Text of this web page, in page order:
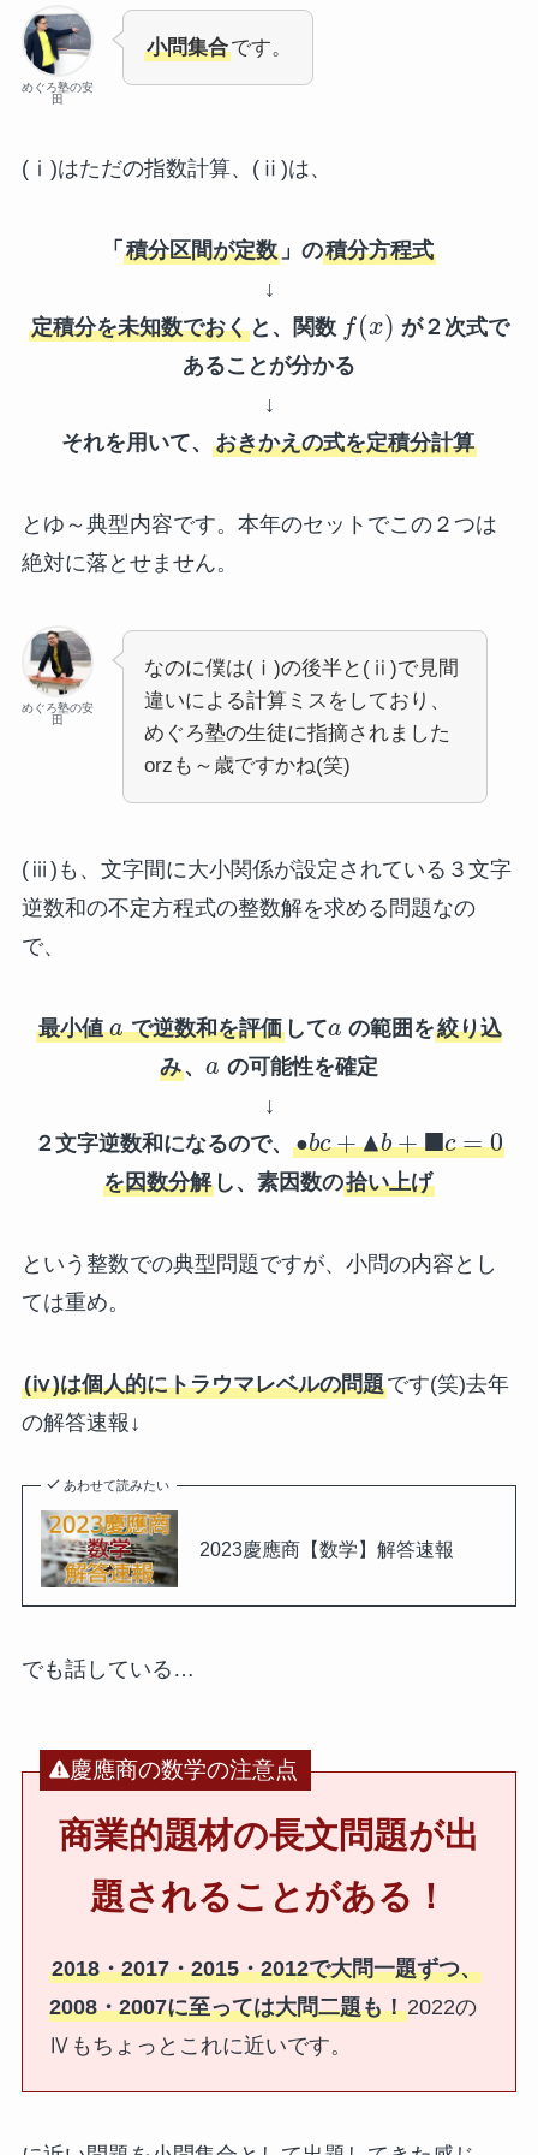
めぐろ塾の安
田
小問集合です。
(ⅰ)はただの指数計算、(ⅱ)は、
「 積分区間が定数 」の積分方程式
↓
定積分を未知数でおく と、関数 f(x) が２次式で
あることが分かる
↓
それを用いて、 おきかえの式を定積分計算
とゆ～典型内容です。本年のセットでこの２つは
絶対に落とせません。
めぐろ塾の安
田
なのに僕は(ⅰ)の後半と(ⅱ)で見間
違いによる計算ミスをしており、
めぐろ塾の生徒に指摘されました
orzも～歳ですかね(笑)
(ⅲ)も、文字間に大小関係が設定されている３文字
逆数和の不定方程式の整数解を求める問題なの
で、
最小値aで逆数和を評価してa の範囲を絞り込
み、a の可能性を確定
↓
２文字逆数和になるので、 ●bc +▲b +■c = 0
を因数分解 し、素因数の拾い上げ
という整数での典型問題ですが、小問の内容とし
ては重め。
(ⅳ)は個人的にトラウマレベルの問題です(笑)去年
の解答速報↓
あわせて読みたい
2023慶應商【数学】解答速報
でも話している…
慶應商の数学の注意点
商業的題材の長文問題が出
題されることがある！
2018・2017・2015・2012で大問一題ずつ、
2008・2007に至っては大問二題も！2022の
Ⅳもちょっとこれに近いです。